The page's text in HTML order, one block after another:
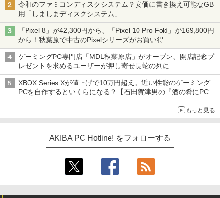
令和のファミコンディスクシステム？安価に書き換え可能なGB
用「しましまディスクシステム」
「Pixel 8」が42,300円から、「Pixel 10 Pro Fold」が169,800円
から！秋葉原で中古のPixelシリーズがお買い得
ゲーミングPC専門店「MDL秋葉原店」がオープン、開店記念プ
レゼントを求めるユーザーが押し寄せ長蛇の列に
XBOX Series Xが値上げで10万円超え。近い性能のゲーミング
PCを自作するといくらになる？【石田賀津男の『酒の肴にPCゲ
もっと見る
AKIBA PC Hotline! をフォローする